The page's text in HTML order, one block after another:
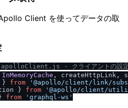
Client を使ってデータの取
apolloClient.js - クライアントの設
InMemoryCache ,
} from '@apollo/client/ link/
} from '@apollo/client/
from 'graphql-ws'